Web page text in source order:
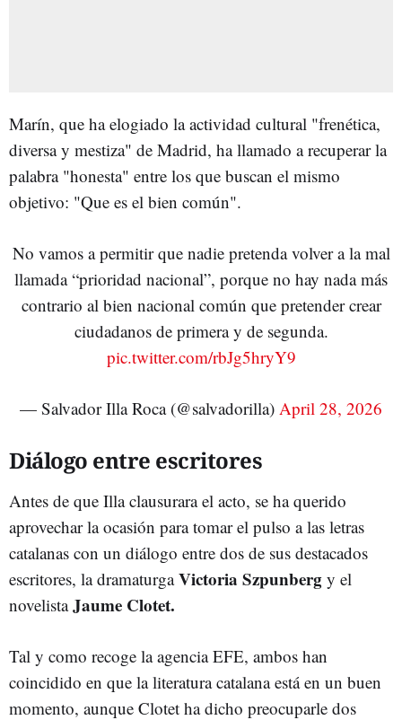
Marín, que ha elogiado la actividad cultural "frenética,
diversa y mestiza" de Madrid, ha llamado a recuperar la
palabra "honesta" entre los que buscan el mismo
objetivo: "Que es el bien común".
No vamos a permitir que nadie pretenda volver a la mal
llamada “prioridad nacional”, porque no hay nada más
contrario al bien nacional común que pretender crear
ciudadanos de primera y de segunda.
pic.twitter.com/rbJg5hryY9
— Salvador Illa Roca (@salvadorilla) April 28, 2026
Diálogo entre escritores
Antes de que Illa clausurara el acto, se ha querido
aprovechar la ocasión para tomar el pulso a las letras
catalanas con un diálogo entre dos de sus destacados
escritores, la dramaturgaVictoria Szpunberg y el
novelistaJaume Clotet.
Tal y como recoge la agencia EFE, ambos han
coincidido en que la literatura catalana está en un buen
momento, aunque Clotet ha dicho preocuparle dos